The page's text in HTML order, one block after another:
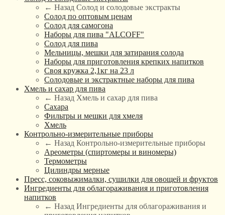
← Назад Солод и солодовые экстракты
Солод по оптовым ценам
Солод для самогона
Наборы для пива "ALCOFF"
Солод для пива
Мельницы, мешки для затирания солода
Наборы для приготовления крепких напитков
Своя кружка 2,1кг на 23 л
Солодовые и экстрактные наборы для пива
Хмель и сахар для пива
← Назад Хмель и сахар для пива
Сахара
Фильтры и мешки для хмеля
Хмель
Контрольно-измерительные приборы
← Назад Контрольно-измерительные приборы
Ареометры (спиртомеры и виномеры)
Термометры
Цилиндры мерные
Пресс, соковыжималки, сушилки для овощей и фруктов
Ингредиенты для облагораживания и приготовления
напитков
← Назад Ингредиенты для облагораживания и